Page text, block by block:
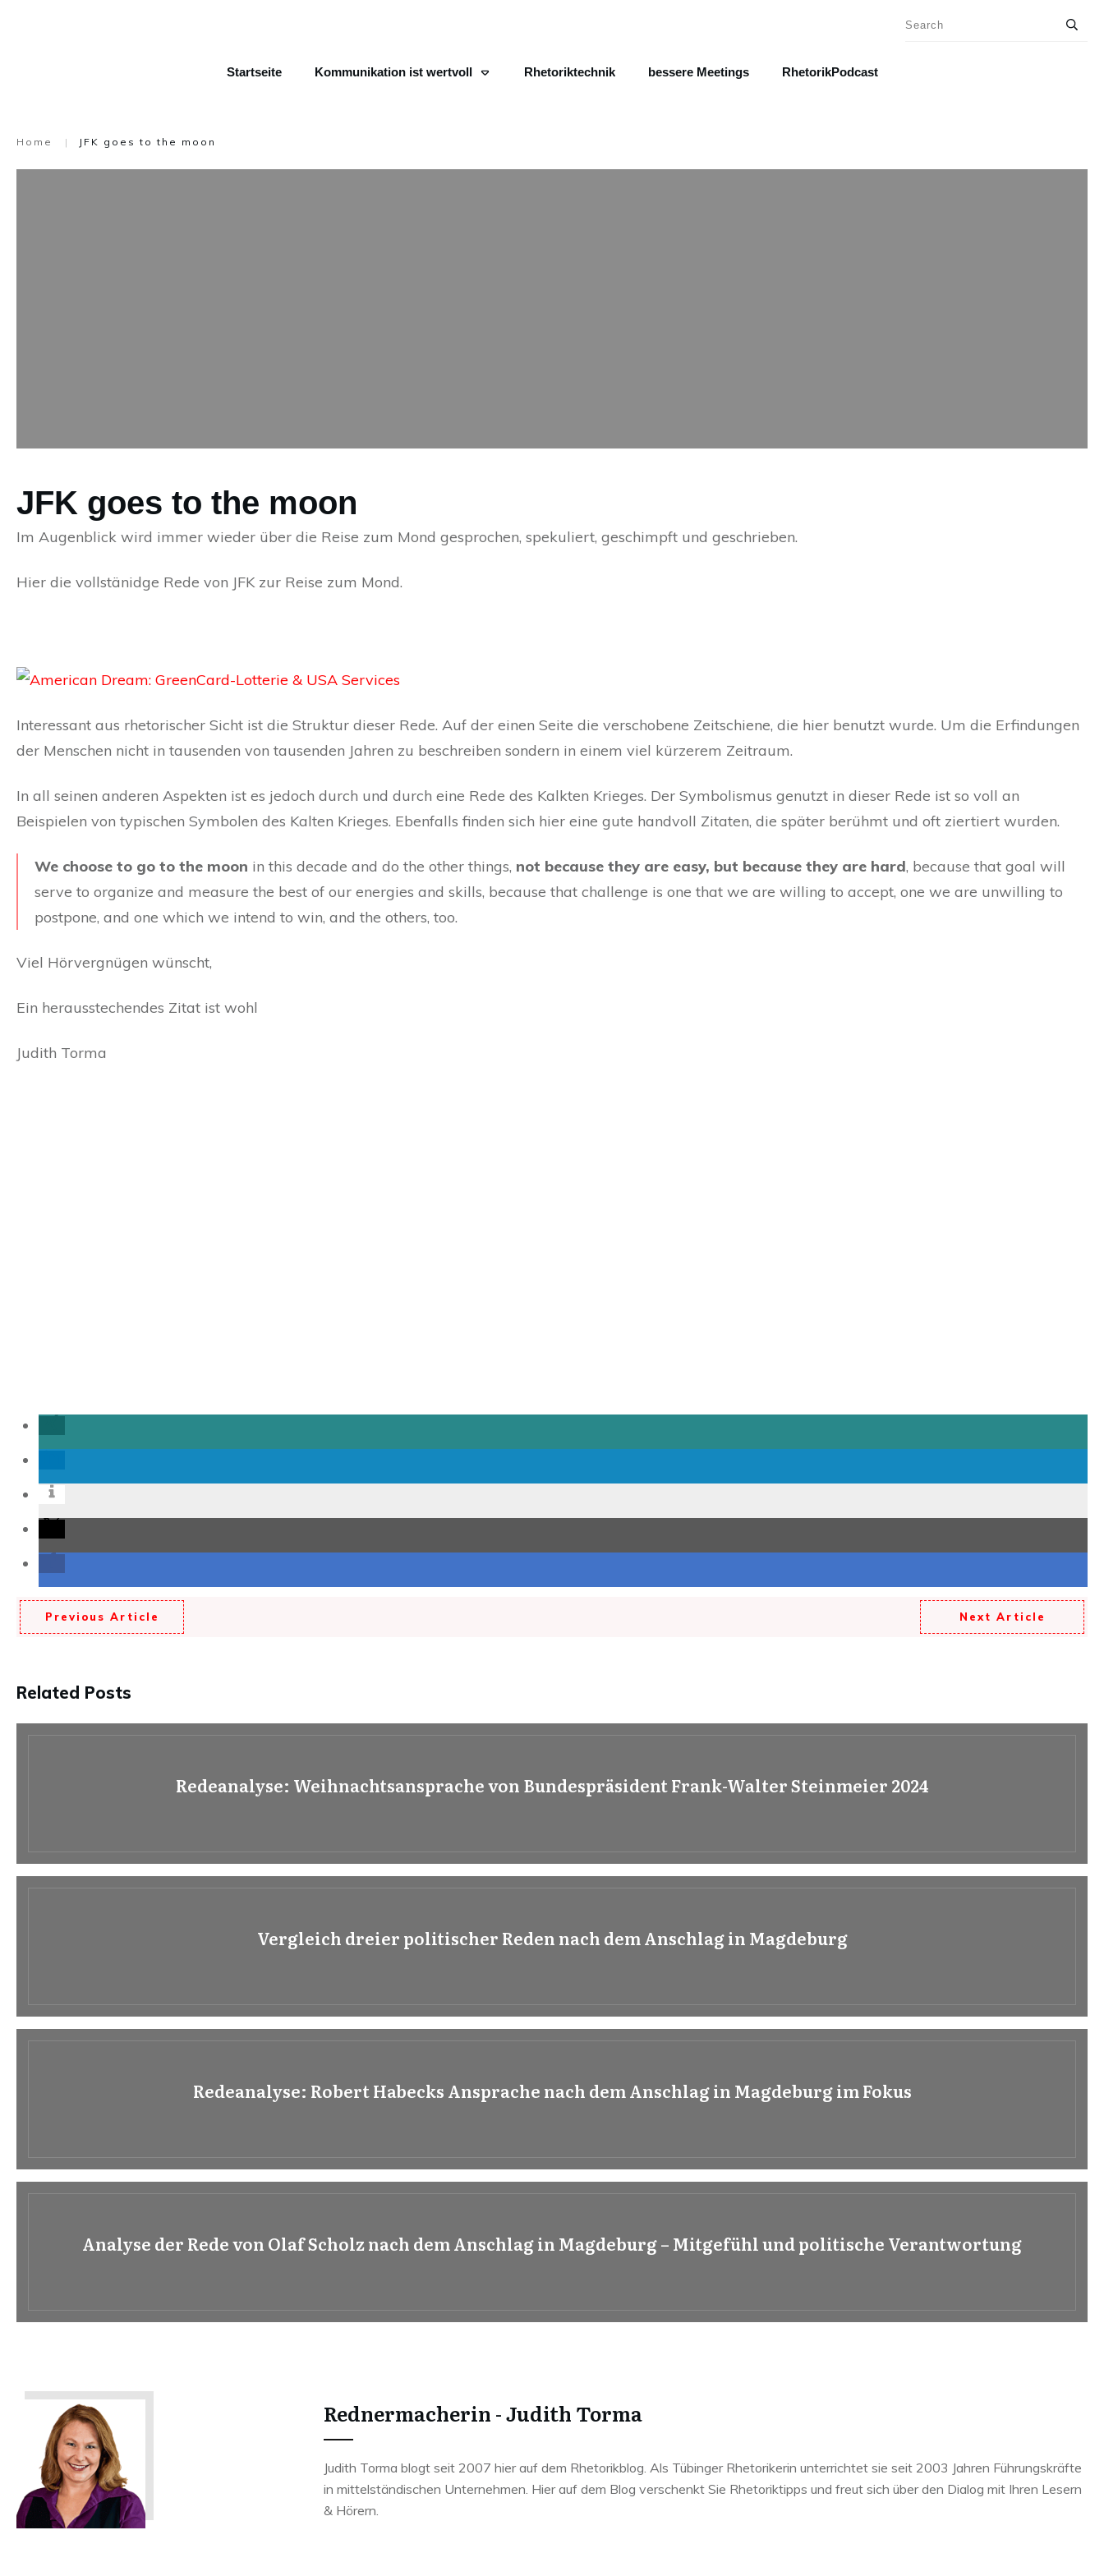
Startseite Kommunikation ist wertvoll Rhetoriktechnik bessere Meetings RhetorikPodcast
Home | JFK goes to the moon
JFK goes to the moon
Im Augenblick wird immer wieder über die Reise zum Mond gesprochen, spekuliert, geschimpft und geschrieben.
Hier die vollstänidge Rede von JFK zur Reise zum Mond.
Interessant aus rhetorischer Sicht ist die Struktur dieser Rede. Auf der einen Seite die verschobene Zeitschiene, die hier benutzt wurde. Um die Erfindungen
der Menschen nicht in tausenden von tausenden Jahren zu beschreiben sondern in einem viel kürzerem Zeitraum.
In all seinen anderen Aspekten ist es jedoch durch und durch eine Rede des Kalkten Krieges. Der Symbolismus genutzt in dieser Rede ist so voll an
Beispielen von typischen Symbolen des Kalten Krieges. Ebenfalls finden sich hier eine gute handvoll Zitaten, die später berühmt und oft ziertiert wurden.
We choose to go to the moon in this decade and do the other things, not because they are easy, but because they are hard, because that goal will
serve to organize and measure the best of our energies and skills, because that challenge is one that we are willing to accept, one we are unwilling to
postpone, and one which we intend to win, and the others, too.
Viel Hörvergnügen wünscht,
Ein herausstechendes Zitat ist wohl
Judith Torma
Previous Article Next Article
Related Posts
Redeanalyse: Weihnachtsansprache von Bundespräsident Frank-Walter Steinmeier 2024
Vergleich dreier politischer Reden nach dem Anschlag in Magdeburg
Redeanalyse: Robert Habecks Ansprache nach dem Anschlag in Magdeburg im Fokus
Analyse der Rede von Olaf Scholz nach dem Anschlag in Magdeburg – Mitgefühl und politische Verantwortung
Rednermacherin - Judith Torma
Judith Torma blogt seit 2007 hier auf dem Rhetorikblog. Als Tübinger Rhetorikerin unterrichtet sie seit 2003 Jahren Führungskräfte
in mittelständischen Unternehmen. Hier auf dem Blog verschenkt Sie Rhetoriktipps und freut sich über den Dialog mit Ihren Lesern
& Hörern.